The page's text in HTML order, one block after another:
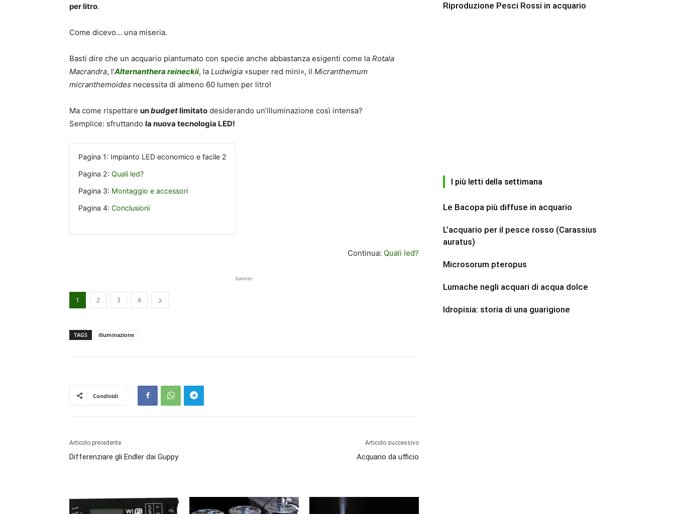
per litro.
Come dicevo… una miseria.
Basti dire che un acquario piantumato con specie anche abbastanza esigenti come la Rotala
Macrandra, l’Alternanthera reineckii, la Ludwigia «super red mini», il Micranthemum
micranthemoides necessita di almeno 60 lumen per litro!
Ma come rispettare unbudgetlimitato desiderando un’illuminazione così intensa?
Semplice: sfruttando la nuova tecnologia LED!
Pagina 1: Impianto LED economico e facile 2
Pagina 2: Quali led?
Pagina 3: Montaggio e accessori
Pagina 4: Conclusioni
Continua: Quali led?
banner
1 2 3 4
TAGS illuminazione
Condividi
Articolo precedente
Differenziare gli Endler dai Guppy
Articolo successivo
Acquario da ufficio
Riproduzione Pesci Rossi in acquario
I più letti della settimana
Le Bacopa più diffuse in acquario
L’acquario per il pesce rosso (Carassius
auratus)
Microsorum pteropus
Lumache negli acquari di acqua dolce
Idropisia: storia di una guarigione